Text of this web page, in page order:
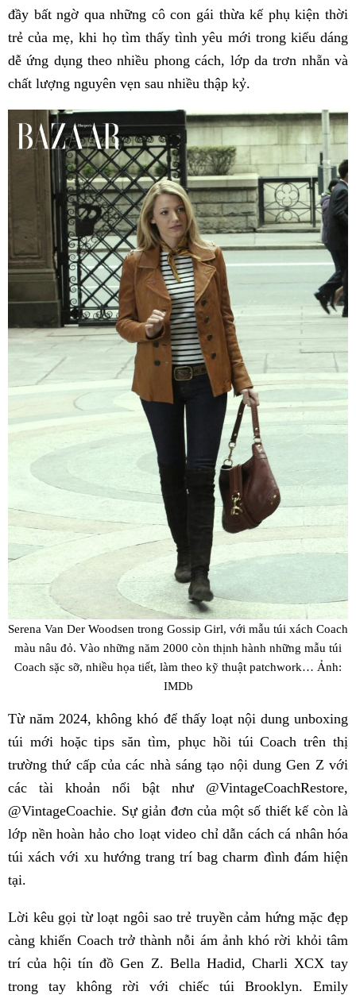
đầy bất ngờ qua những cô con gái thừa kế phụ kiện thời
trẻ của mẹ, khi họ tìm thấy tình yêu mới trong kiểu dáng
dễ ứng dụng theo nhiều phong cách, lớp da trơn nhẵn và
chất lượng nguyên vẹn sau nhiều thập kỷ.
Serena Van Der Woodsen trong Gossip Girl, với mẫu túi xách Coach
màu nâu đỏ. Vào những năm 2000 còn thịnh hành những mẫu túi
Coach sặc sỡ, nhiều họa tiết, làm theo kỹ thuật patchwork… Ảnh:
IMDb
Từ năm 2024, không khó để thấy loạt nội dung unboxing
túi mới hoặc tips săn tìm, phục hồi túi Coach trên thị
trường thứ cấp của các nhà sáng tạo nội dung Gen Z với
các tài khoản nổi bật như @VintageCoachRestore,
@VintageCoachie. Sự giản đơn của một số thiết kế còn là
lớp nền hoàn hảo cho loạt video chỉ dẫn cách cá nhân hóa
túi xách với xu hướng trang trí bag charm đình đám hiện
tại.
Lời kêu gọi từ loạt ngôi sao trẻ truyền cảm hứng mặc đẹp
càng khiến Coach trở thành nỗi ám ảnh khó rời khỏi tâm
trí của hội tín đồ Gen Z. Bella Hadid, Charli XCX tay
trong tay không rời với chiếc túi Brooklyn. Emily